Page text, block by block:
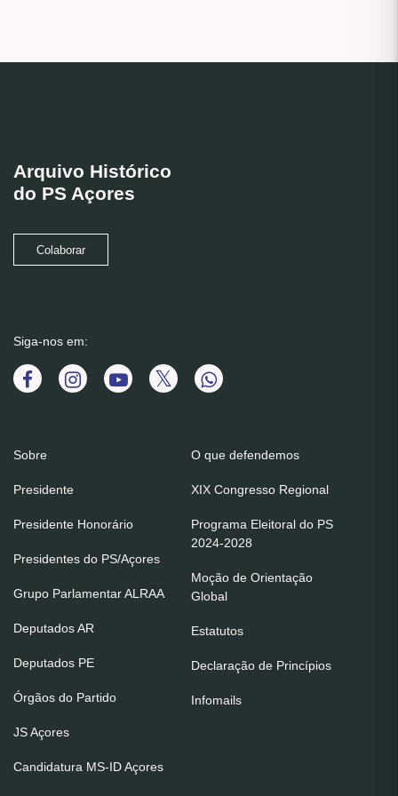
Arquivo Histórico
do PS Açores
Colaborar
Siga-nos em:
Sobre
Presidente
Presidente Honorário
Presidentes do PS/Açores
Grupo Parlamentar ALRAA
Deputados AR
Deputados PE
Órgãos do Partido
JS Açores
Candidatura MS-ID Açores
O que defendemos
XIX Congresso Regional
Programa Eleitoral do PS
2024-2028
Moção de Orientação
Global
Estatutos
Declaração de Princípios
Infomails